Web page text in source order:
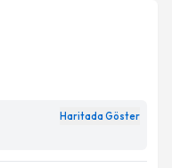
Haritada Göster